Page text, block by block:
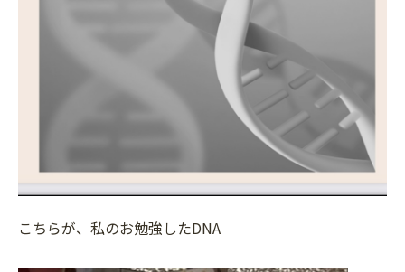
こちらが、私のお勉強したDNA